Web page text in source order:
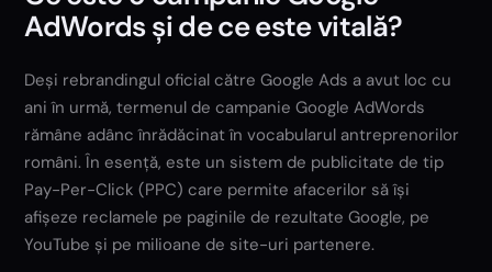
AdWords și de ce este vitală?
Deși rebrandingul oficial către Google Ads a avut loc cu
ani în urmă, termenul de campanie Google AdWords
rămâne adânc înrădăcinat în vocabularul antreprenorilor
români. În esență, este un sistem de publicitate de tip
Pay-Per-Click (PPC) care permite afacerilor să își
afișeze reclamele pe paginile de rezultate Google, pe
YouTube și pe milioane de site-uri partenere.